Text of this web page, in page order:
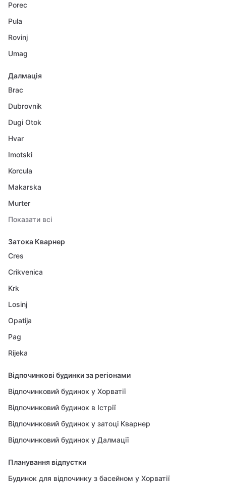
Porec
Pula
Rovinj
Umag
Далмація
Brac
Dubrovnik
Dugi Otok
Hvar
Imotski
Korcula
Makarska
Murter
Показати всі
Затока Кварнер
Cres
Crikvenica
Krk
Losinj
Opatija
Pag
Rijeka
Відпочинкові будинки за регіонами
Відпочинковий будинок у Хорватії
Відпочинковий будинок в Істрії
Відпочинковий будинок у затоці Кварнер
Відпочинковий будинок у Далмації
Планування відпустки
Будинок для відпочинку з басейном у Хорватії